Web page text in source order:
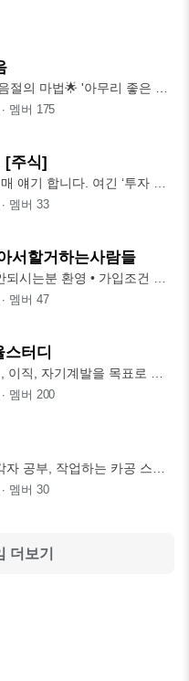
절의 마법🌟 '아무리 좋은 목
임팩트가 없
∙ 멤버 175
투자 말고 트레이딩 [주식]
니다. 여긴 ‘투자 모
임’
∙ 멤버 33
서할거하는사람들
환영 • 가입조건 나
서는 집중
∙ 멤버 47
터디
이직, 자기계발을 목표로 하
스터디 모임입니
∙ 멤버 200
공부, 작업하는 카공 스터
이직 준비,
∙ 멤버 30
더보기